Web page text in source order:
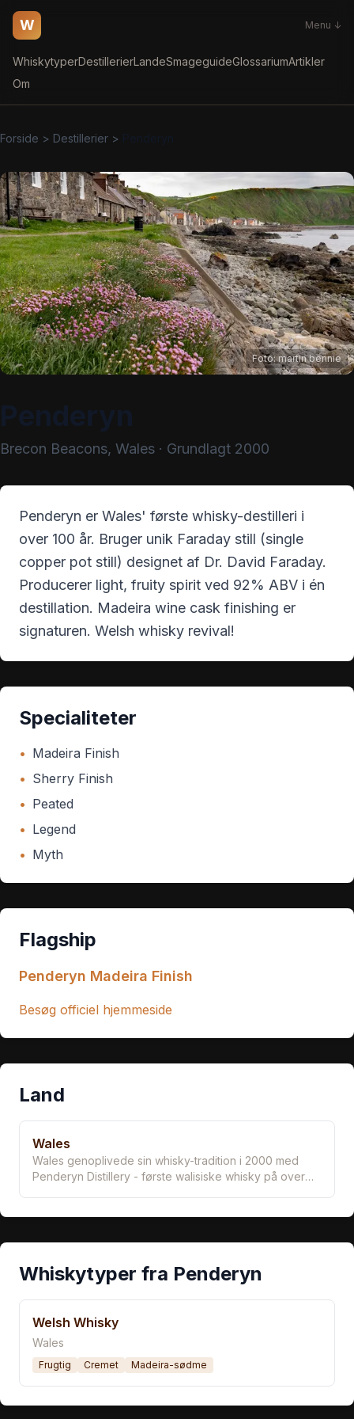
W Menu ↓
WhiskytyperDestillerierLandeSmageguideGlossariumArtikler
Om
Forside > Destillerier >
Foto:martin bennie
Brecon Beacons, Wales · Grundlagt 2000
Penderyn er Wales' første whisky-destilleri i
over 100 år. Bruger unik Faraday still (single
copper pot still) designet af Dr. David Faraday.
Producerer light, fruity spirit ved 92% ABV i én
destillation. Madeira wine cask finishing er
signaturen. Welsh whisky revival!
Specialiteter
• Madeira Finish
• Sherry Finish
• Peated
• Legend
• Myth
Flagship
Penderyn Madeira Finish
Besøg officiel hjemmeside
Land
Wales
Wales genoplivede sin whisky-tradition i 2000 med
Penderyn Distillery - første walisiske whisky på over
destillerier åbner.
Whiskytyper fra Penderyn
Welsh Whisky
Wales
Frugtig Cremet Madeira-sødme